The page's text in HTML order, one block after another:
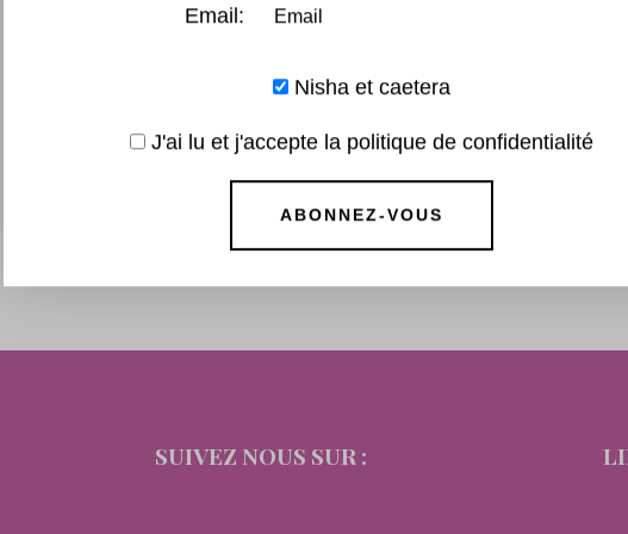
SUIVEZ NOUS SUR :
Email:
Nisha et caetera
J'ai lu et j'accepte la politique de confidentialité